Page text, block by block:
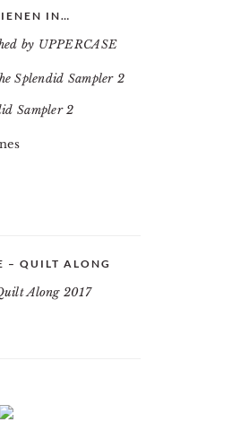
IN…
by UPPERCASE
Sampler 2
– QUILT ALONG